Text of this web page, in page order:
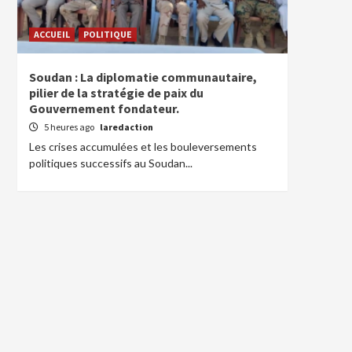
ACCUEIL POLITIQUE
Soudan : La diplomatie communautaire,
pilier de la stratégie de paix du
Gouvernement fondateur.
5 heures ago laredaction
Les crises accumulées et les bouleversements
politiques successifs au Soudan...